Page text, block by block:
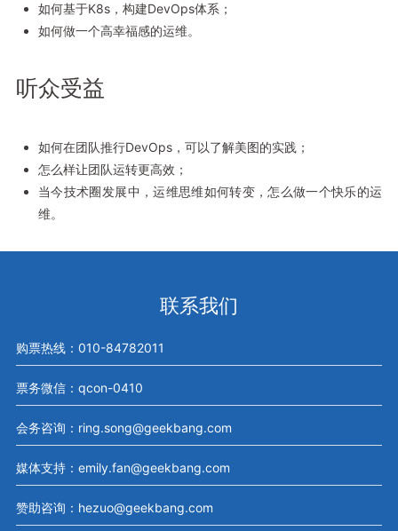
如何基于K8s，构建DevOps体系；
如何做一个高幸福感的运维。
听众受益
如何在团队推行DevOps，可以了解美图的实践；
怎么样让团队运转更高效；
当今技术圈发展中，运维思维如何转变，怎么做一个快乐的运
维。
联系我们
购票热线：010-84782011
票务微信：qcon-0410
会务咨询：ring.song@geekbang.com
媒体支持：emily.fan@geekbang.com
赞助咨询：hezuo@geekbang.com